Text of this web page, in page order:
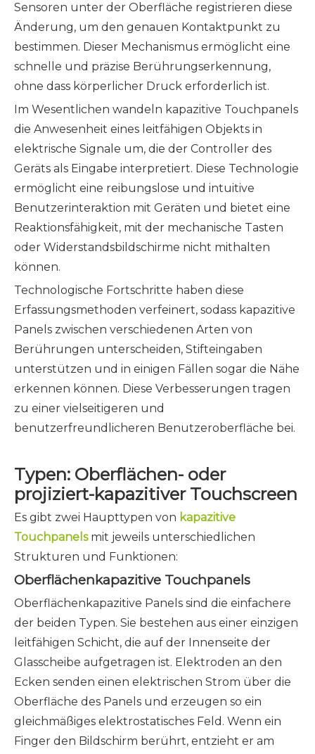
Sensoren unter der Oberfläche registrieren diese
Änderung, um den genauen Kontaktpunkt zu
bestimmen. Dieser Mechanismus ermöglicht eine
schnelle und präzise Berührungserkennung,
ohne dass körperlicher Druck erforderlich ist.
Im Wesentlichen wandeln kapazitive Touchpanels
die Anwesenheit eines leitfähigen Objekts in
elektrische Signale um, die der Controller des
Geräts als Eingabe interpretiert. Diese Technologie
ermöglicht eine reibungslose und intuitive
Benutzerinteraktion mit Geräten und bietet eine
Reaktionsfähigkeit, mit der mechanische Tasten
oder Widerstandsbildschirme nicht mithalten
können.
Technologische Fortschritte haben diese
Erfassungsmethoden verfeinert, sodass kapazitive
Panels zwischen verschiedenen Arten von
Berührungen unterscheiden, Stifteingaben
unterstützen und in einigen Fällen sogar die Nähe
erkennen können. Diese Verbesserungen tragen
zu einer vielseitigeren und
benutzerfreundlicheren Benutzeroberfläche bei.
Typen: Oberflächen- oder
projiziert-kapazitiver Touchscreen
Es gibt zwei Haupttypen von kapazitive
Touchpanels mit jeweils unterschiedlichen
Strukturen und Funktionen:
Oberflächenkapazitive Touchpanels
Oberflächenkapazitive Panels sind die einfachere
der beiden Typen. Sie bestehen aus einer einzigen
leitfähigen Schicht, die auf der Innenseite der
Glasscheibe aufgetragen ist. Elektroden an den
Ecken senden einen elektrischen Strom über die
Oberfläche des Panels und erzeugen so ein
gleichmäßiges elektrostatisches Feld. Wenn ein
Finger den Bildschirm berührt, entzieht er am